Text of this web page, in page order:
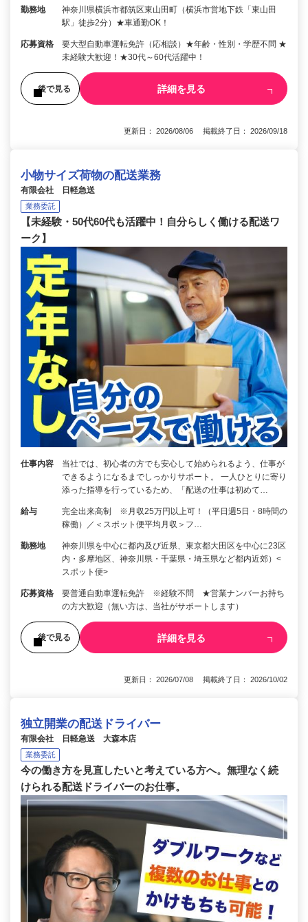
勤務地
神奈川県横浜市都筑区東山田町（横浜市営地下鉄「東山田
駅」徒歩2分）★車通勤OK！
応募資格
要大型自動車運転免許（応相談）★年齢・性別・学歴不問 ★
未経験大歓迎！★30代～60代活躍中！
後で見る 詳細を見る
更新日： 2026/08/06 掲載終了日： 2026/09/18
小物サイズ荷物の配送業務
有限会社 日軽急送
業務委託
【未経験・50代60代も活躍中！自分らしく働ける配送ワ
ーク】
仕事内容
当社では、初心者の方でも安心して始められるよう、仕事が
できるようになるまでしっかりサポート。 一人ひとりに寄り
添った指導を行っているため、「配送の仕事は初めて…
給与
完全出来高制 ※月収25万円以上可！（平日週5日・8時間の
稼働）／＜スポット便平均月収＞フ…
勤務地
神奈川県を中心に都内及び近県、東京都大田区を中心に23区
内・多摩地区、神奈川県・千葉県・埼玉県など都内近郊）<
スポット便>
応募資格
要普通自動車運転免許 ※経験不問 ★営業ナンバーお持ち
の方大歓迎（無い方は、当社がサポートします）
後で見る 詳細を見る
更新日： 2026/07/08 掲載終了日： 2026/10/02
独立開業の配送ドライバー
有限会社 日軽急送 大森本店
業務委託
今の働き方を見直したいと考えている方へ。無理なく続
けられる配送ドライバーのお仕事。